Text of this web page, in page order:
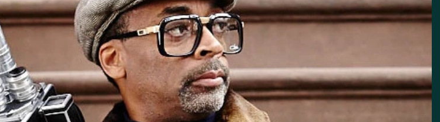
Link zu Brille 24